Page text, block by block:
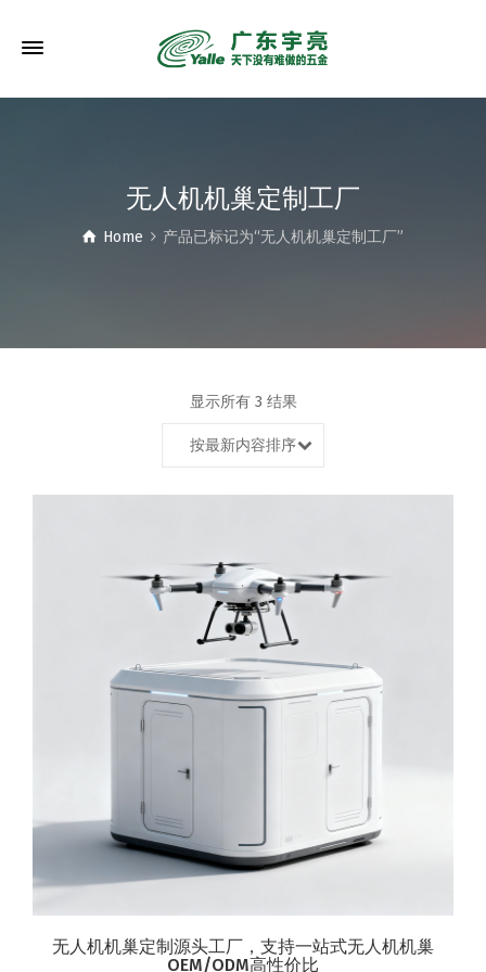
无人机机巢定制工厂
Home 产品已标记为“无人机机巢定制工厂”
显示所有 3 结果
按最新内容排序
无人机机巢定制源头工厂，支持一站式无人机机巢
OEM/ODM高性价比